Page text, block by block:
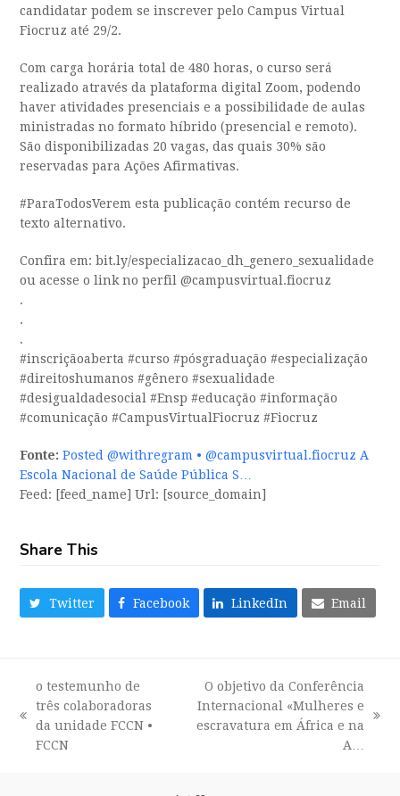
candidatar podem se inscrever pelo Campus Virtual
Fiocruz até 29/2.
Com carga horária total de 480 horas, o curso será
realizado através da plataforma digital Zoom, podendo
haver atividades presenciais e a possibilidade de aulas
ministradas no formato híbrido (presencial e remoto).
São disponibilizadas 20 vagas, das quais 30% são
reservadas para Ações Afirmativas.
#ParaTodosVerem esta publicação contém recurso de
texto alternativo.
Confira em: bit.ly/especializacao_dh_genero_sexualidade
ou acesse o link no perfil @campusvirtual.fiocruz
.
.
.
#inscriçãoaberta #curso #pósgraduação #especialização
#direitoshumanos #gênero #sexualidade
#desigualdadesocial #Ensp #educação #informação
#comunicação #CampusVirtualFiocruz #Fiocruz
Fonte: Posted @withregram • @campusvirtual.fiocruz A
Escola Nacional de Saúde Pública S…
Feed: [feed_name] Url: [source_domain]
Share This
Twitter Facebook LinkedIn Email
previous
post:
o testemunho de
três colaboradoras
da unidade FCCN •
FCCN
next
O objetivo da Conferência
Internacional «Mulheres e
escravatura em África e na
A…